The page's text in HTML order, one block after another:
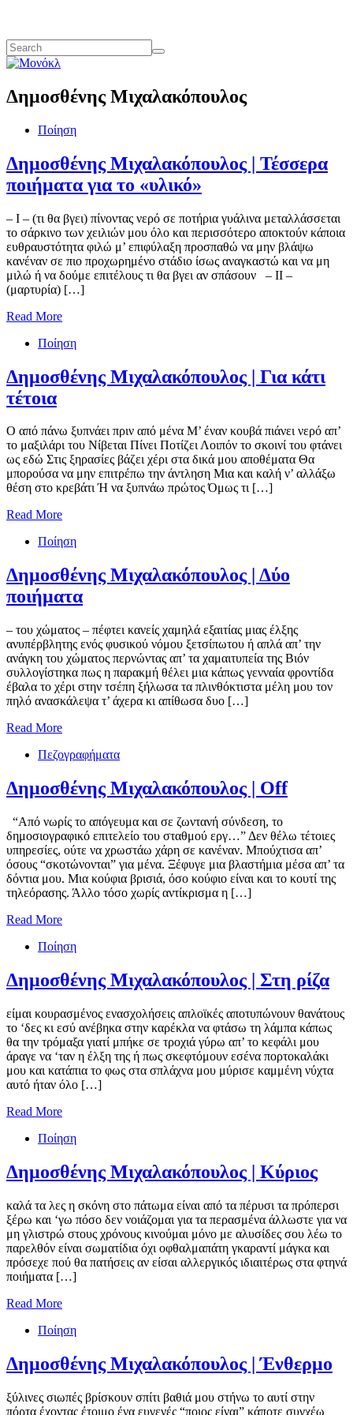
Δημοσθένης Μιχαλακόπουλος
Ποίηση
Δημοσθένης Μιχαλακόπουλος | Τέσσερα
ποιήματα για το «υλικό»
– Ι – (τι θα βγει) πίνοντας νερό σε ποτήρια γυάλινα μεταλλάσσεται
το σάρκινο των χειλιών μου όλο και περισσότερο αποκτούν κάποια
ευθραυστότητα φιλώ μ’ επιφύλαξη προσπαθώ να μην βλάψω
κανέναν σε πιο προχωρημένο στάδιο ίσως αναγκαστώ και να μη
μιλώ ή να δούμε επιτέλους τι θα βγει αν σπάσουν – ΙΙ –
(μαρτυρία) […]
Read More
Ποίηση
Δημοσθένης Μιχαλακόπουλος | Για κάτι
τέτοια
Ο από πάνω ξυπνάει πριν από μένα Μ’ έναν κουβά πιάνει νερό απ’
το μαξιλάρι του Νίβεται Πίνει Ποτίζει Λοιπόν το σκοινί του φτάνει
ως εδώ Στις ξηρασίες βάζει χέρι στα δικά μου αποθέματα Θα
μπορούσα να μην επιτρέπω την άντληση Μια και καλή ν’ αλλάξω
θέση στο κρεβάτι Ή να ξυπνάω πρώτος Όμως τι […]
Read More
Ποίηση
Δημοσθένης Μιχαλακόπουλος | Δύο
ποιήματα
– του χώματος – πέφτει κανείς χαμηλά εξαιτίας μιας έλξης
ανυπέρβλητης ενός φυσικού νόμου ξετσίπωτου ή απλά απ’ την
ανάγκη του χώματος περνώντας απ’ τα χαμαιτυπεία της Βιόν
συλλογίστηκα πως η παρακμή θέλει μια κάπως γενναία φροντίδα
έβαλα το χέρι στην τσέπη ξήλωσα τα πλινθόκτιστα μέλη μου τον
πηλό ανασκάλεψα τ’ άχερα κι απίθωσα δυο […]
Read More
Πεζογραφήματα
Δημοσθένης Μιχαλακόπουλος | Off
“Από νωρίς το απόγευμα και σε ζωντανή σύνδεση, το
δημοσιογραφικό επιτελείο του σταθμού εργ…” Δεν θέλω τέτοιες
υπηρεσίες, ούτε να χρωστάω χάρη σε κανέναν. Μπούχτισα απ’
όσους “σκοτώνονται” για μένα. Ξέφυγε μια βλαστήμια μέσα απ’ τα
δόντια μου. Μια κούφια βρισιά, όσο κούφιο είναι και το κουτί της
τηλεόρασης. Άλλο τόσο χωρίς αντίκρισμα η […]
Read More
Ποίηση
Δημοσθένης Μιχαλακόπουλος | Στη ρίζα
είμαι κουρασμένος ενασχολήσεις απλοϊκές αποτυπώνουν θανάτους
το ‘δες κι εσύ ανέβηκα στην καρέκλα να φτάσω τη λάμπα κάπως
θα την τρόμαξα γιατί μπήκε σε τροχιά γύρω απ’ το κεφάλι μου
άραγε να ‘ταν η έλξη της ή πως σκεφτόμουν εσένα πορτοκαλάκι
μου και κατάπια το φως στα σπλάχνα μου μύρισε καμμένη νύχτα
αυτό ήταν όλο […]
Read More
Ποίηση
Δημοσθένης Μιχαλακόπουλος | Κύριος
καλά τα λες η σκόνη στο πάτωμα είναι από τα πέρυσι τα πρόπερσι
ξέρω και ‘γω πόσο δεν νοιάζομαι για τα περασμένα άλλωστε για να
μη γλιστρώ στους χρόνους κινούμαι μόνο με αλυσίδες σου λέω το
παρελθόν είναι σωματίδια όχι οφθαλμαπάτη γκαραντί μάγκα και
πρόσεχε πού θα πατήσεις αν είσαι αλλεργικός ιδιαιτέρως στα φτηνά
ποιήματα […]
Read More
Ποίηση
Δημοσθένης Μιχαλακόπουλος | Ένθερμο
ξύλινες σιωπές βρίσκουν σπίτι βαθιά μου στήνω το αυτί στην
πόρτα έχοντας έτοιμο ένα ευγενές “ποιος είναι” κάποτε συγχέω